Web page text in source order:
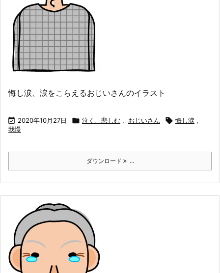
悔し涙、涙をこらえるおじいさんのイラスト
 2020年10月27日  泣く、悲しむ , おじいさん  悔し涙 ,
我慢
ダウンロード ...